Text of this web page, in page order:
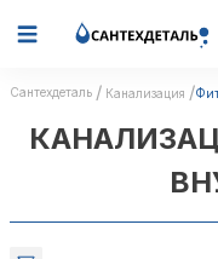
Сантехдеталь Канализация